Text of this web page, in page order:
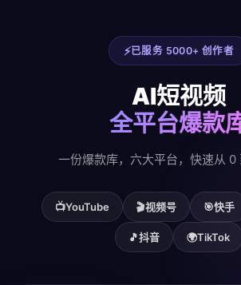
已服务 5000+ 创作者
AI短视频
全平台爆款
一份爆款库，六大平台，快速从 0
📺YouTube 🎬视频号 🎯快手
🎵抖音 🌍TikTok